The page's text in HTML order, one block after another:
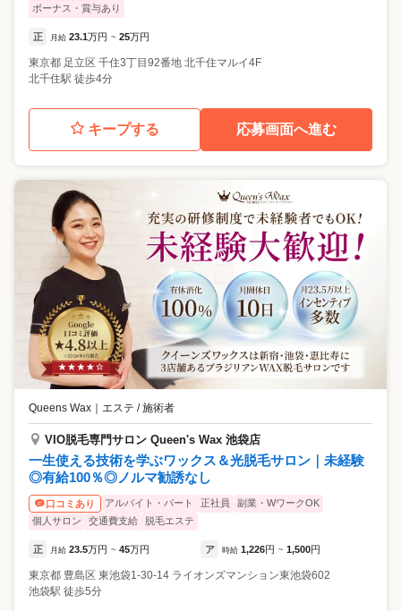
ボーナス・賞与あり
正 月給 23.1万円 ~ 25万円
東京都 足立区 千住3丁目92番地 北千住マルイ4F
北千住駅 徒歩4分
キープする 応募画面へ進む
Queens Wax ｜ エステ / 施術者
VIO脱毛専門サロン Queen's Wax 池袋店
一生使える技術を学ぶワックス＆光脱毛サロン｜未経験
◎有給100％◎ノルマ勧誘なし
口コミあり アルバイト・パート 正社員
副業・WワークOK
個人サロン
交通費支給 脱毛エステ
正 月給 23.5万円 ~ 45万円 ア 時給 1,226円 ~ 1,500円
東京都 豊島区 東池袋1-30-14 ライオンズマンション東池袋602
池袋駅 徒歩5分